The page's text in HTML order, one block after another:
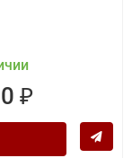
₽